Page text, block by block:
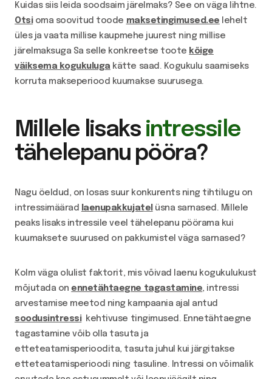
Kuidas siis leida soodsaim järelmaks? See on väga lihtne.
Otsioma soovitud toode maksetingimused.ee lehelt
üles ja vaata millise kaupmehe juurest ning millise
järelmaksuga Sa selle konkreetse toote kõige
väiksema kogukulugakätte saad. Kogukulu saamiseks
korruta makseperiood kuumakse suurusega.
Millele lisaks intressile
tähelepanu pööra?
Nagu öeldud, on
losas suur konkurents ning tihtilugu on
intressimäärad
laenupakkujatel üsna sarnased. Millele
peaks lisaks intressile veel tähelepanu pöörama kui
kuumaksete suurused on pakkumistel väga sarnased?
Kolm väga olulist faktorit, mis võivad laenu kogukulukust
mõjutada onennetähtaegne tagastamine, intressi
arvestamise meetod ning kampaania ajal antud
soodusintressikehtivuse tingimused. Ennetähtaegne
tagastamine võib olla tasuta ja
etteteatamisperioodita, tasuta juhul kui järgitakse
etteteatamisperioodi ning tasuline. Intressi on võimalik